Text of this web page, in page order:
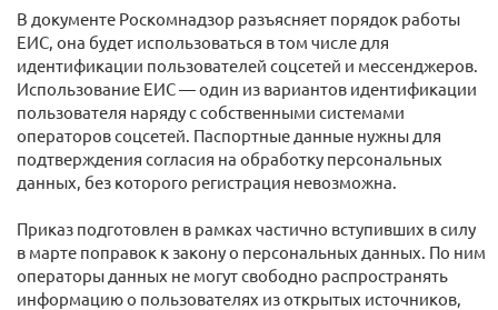
В документе Роскомнадзор разъясняет порядок работы
ЕИС, она будет использоваться в том числе для
идентификации пользователей соцсетей и мессенджеров.
Использование ЕИС — один из вариантов идентификации
пользователя наряду с собственными системами
операторов соцсетей. Паспортные данные нужны для
подтверждения согласия на обработку персональных
данных, без которого регистрация невозможна.
Приказ подготовлен в рамках частично вступивших в силу
в марте поправок к закону о персональных данных. По ним
операторы данных не могут свободно распространять
информацию о пользователях из открытых источников,